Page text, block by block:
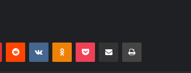
PinterestReddit VKontakteOdnoklassniki
Pocket E-Posta ile paylaş Yazdır